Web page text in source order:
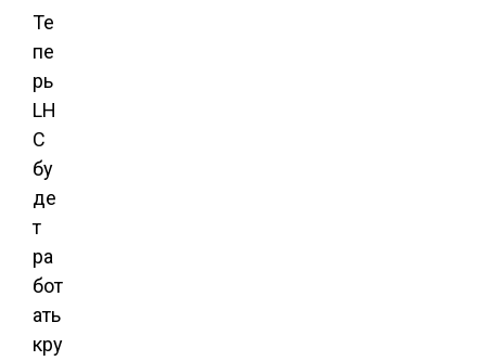
Те
пе
рь
LH
C
бу
де
т
ра
бот
ать
кру